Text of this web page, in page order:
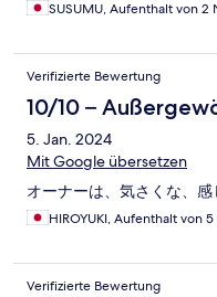
SUSUMU, Aufenthalt von 2
Verifizierte Bewertung
10/10 –
5. Jan. 2024
Mit Google übersetzen
オーナーは、気さくな、感
HIROYUKI, Aufenthalt von
Verifizierte Bewertung